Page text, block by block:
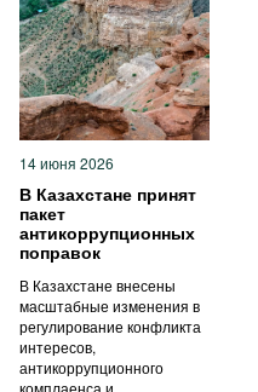
14 июня 2026
В Казахстане принят
пакет
антикоррупционных
поправок
В Казахстане внесены
масштабные изменения в
регулирование конфликта
интересов,
антикоррупционного
комплаенса и